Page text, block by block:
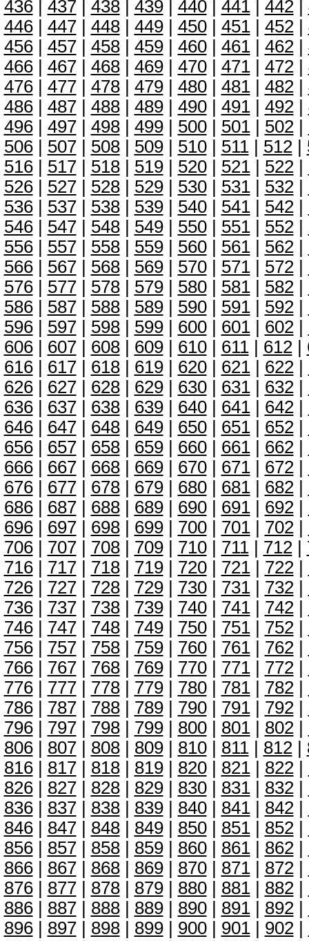
436| 437| 438| 439| 440| 441| 442|
446| 447| 448| 449| 450| 451| 452|
456| 457| 458| 459| 460| 461| 462|
466| 467| 468| 469| 470| 471| 472|
476| 477| 478| 479| 480| 481| 482|
486| 487| 488| 489| 490| 491| 492|
496| 497| 498| 499| 500| 501| 502|
506| 507| 508| 509| 510| 511| 512|
516| 517| 518| 519| 520| 521| 522|
526| 527| 528| 529| 530| 531| 532|
536| 537| 538| 539| 540| 541| 542|
546| 547| 548| 549| 550| 551| 552|
556| 557| 558| 559| 560| 561| 562|
566| 567| 568| 569| 570| 571| 572|
576| 577| 578| 579| 580| 581| 582|
586| 587| 588| 589| 590| 591| 592|
596| 597| 598| 599| 600| 601| 602|
606| 607| 608| 609| 610| 611| 612|
616| 617| 618| 619| 620| 621| 622|
626| 627| 628| 629| 630| 631| 632|
636| 637| 638| 639| 640| 641| 642|
646| 647| 648| 649| 650| 651| 652|
656| 657| 658| 659| 660| 661| 662|
666| 667| 668| 669| 670| 671| 672|
676| 677| 678| 679| 680| 681| 682|
686| 687| 688| 689| 690| 691| 692|
696| 697| 698| 699| 700| 701| 702|
706| 707| 708| 709| 710| 711| 712|
716| 717| 718| 719| 720| 721| 722|
726| 727| 728| 729| 730| 731| 732|
736| 737| 738| 739| 740| 741| 742|
746| 747| 748| 749| 750| 751| 752|
756| 757| 758| 759| 760| 761| 762|
766| 767| 768| 769| 770| 771| 772|
776| 777| 778| 779| 780| 781| 782|
786| 787| 788| 789| 790| 791| 792|
796| 797| 798| 799| 800| 801| 802|
806| 807| 808| 809| 810| 811| 812|
816| 817| 818| 819| 820| 821| 822|
826| 827| 828| 829| 830| 831| 832|
836| 837| 838| 839| 840| 841| 842|
846| 847| 848| 849| 850| 851| 852|
856| 857| 858| 859| 860| 861| 862|
866| 867| 868| 869| 870| 871| 872|
876| 877| 878| 879| 880| 881| 882|
886| 887| 888| 889| 890| 891| 892|
896| 897| 898| 899| 900| 901| 902|